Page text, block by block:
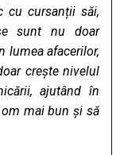
cu cursanții săi,
sunt nu doar
lumea afacerilor,
crește nivelul
ajutând în
mai bun și să